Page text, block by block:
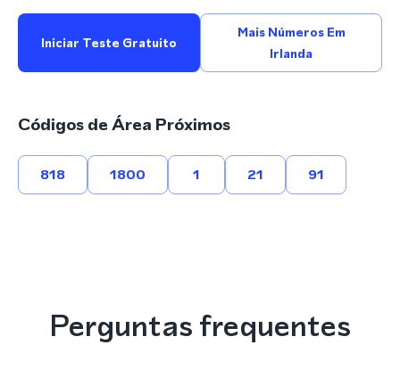
Iniciar Teste Gratuito
Mais Números Em
Irlanda
Códigos de Área Próximos
818 1800 1 21 91
Perguntas frequentes